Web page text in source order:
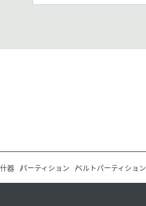
器 パーティション ベルトパーティション